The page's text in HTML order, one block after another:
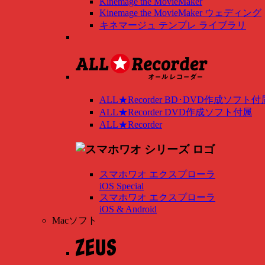
Kinemage the MovieMaker ウェディング
キネマージュ テンプレ ライブラリ
ALL★Recorder BD･DVD作成ソフト付
ALL★Recorder DVD作成ソフト付属
ALL★Recorder
スマホワオ エクスプローラ
iOS Special
スマホワオ エクスプローラ
iOS & Android
Macソフト